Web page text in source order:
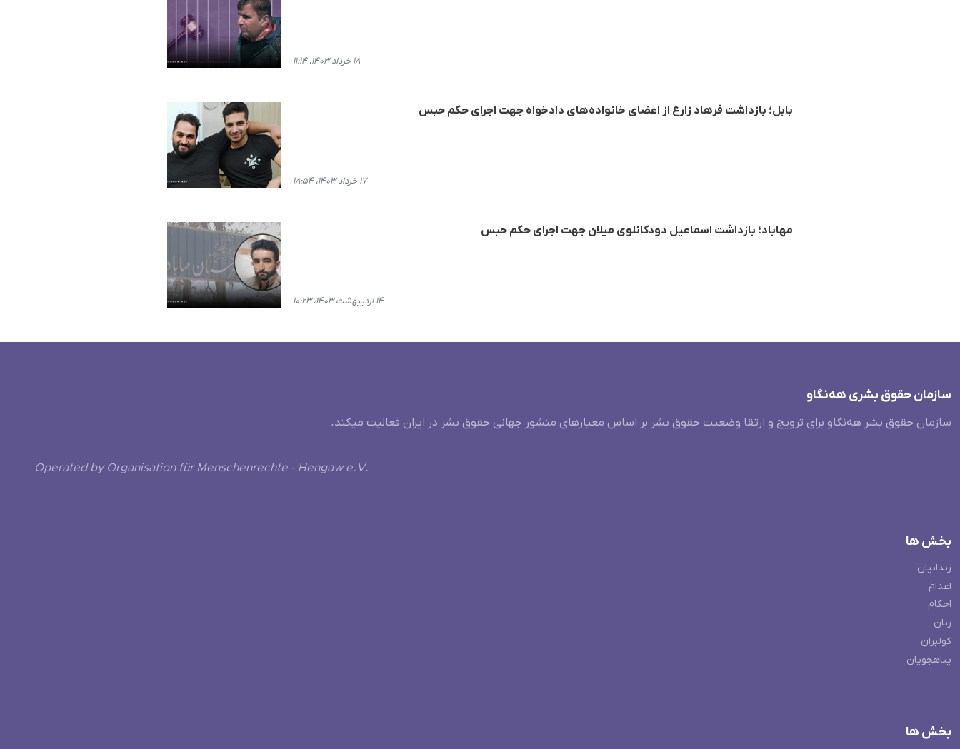
۱۸ خرداد ۱۴۰۳، ۱۱:۱۴
بابل؛ بازداشت فرهاد زارع از اعضای خانواده‌های دادخواه جهت اجرای حکم حبس
۱۷ خرداد ۱۴۰۳، ۱۸:۵۴
مهاباد؛ بازداشت اسماعیل دودکانلوی میلان جهت اجرای حکم حبس
۱۴ اردیبهشت ۱۴۰۳، ۱۰:۲۳
سازمان حقوق بشری هەنگاو
سازمان حقوق بشر هه‌نگاو برای ترویج و ارتقا وضعیت حقوق بشر بر اساس معیارهای منشور جهانی حقوق بشر در ایران فعالیت میکند.
Operated by Organisation für Menschenrechte - Hengaw e.V.
بخش ها
زندانیان
اعدام
احکام
زنان
کولبران
پناهجویان
بخش ها